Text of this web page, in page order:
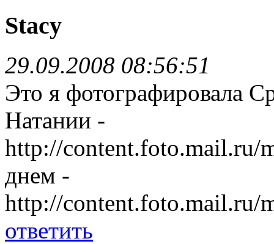
Stacy
29.09.2008 08:56:51
Это я фотографировала
Натании -
http://content.foto.mail.ru/
днем -
http://content.foto.mail.ru/
ответить